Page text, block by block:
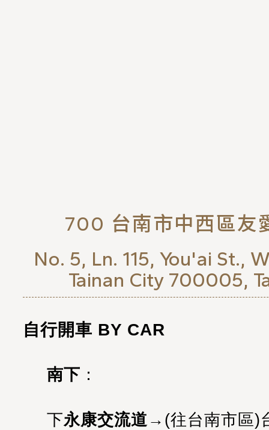
700 台南市中西區友
No. 5, Ln. 115, You'ai St.,
Tainan City 700005,
自行開車 BY CAR
南下 ：
下永康交流道→(往台南市區)